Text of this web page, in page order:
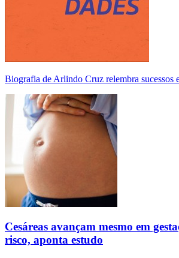
Biografia de Arlindo Cruz relembra sucessos
Cesáreas avançam mesmo em
risco, aponta estudo